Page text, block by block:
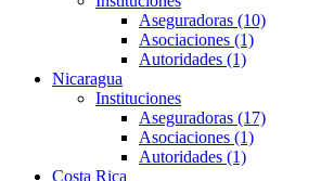
Aseguradoras (10)
Asociaciones (1)
Autoridades (1)
Nicaragua
Instituciones
Aseguradoras (17)
Asociaciones (1)
Autoridades (1)
Costa Rica